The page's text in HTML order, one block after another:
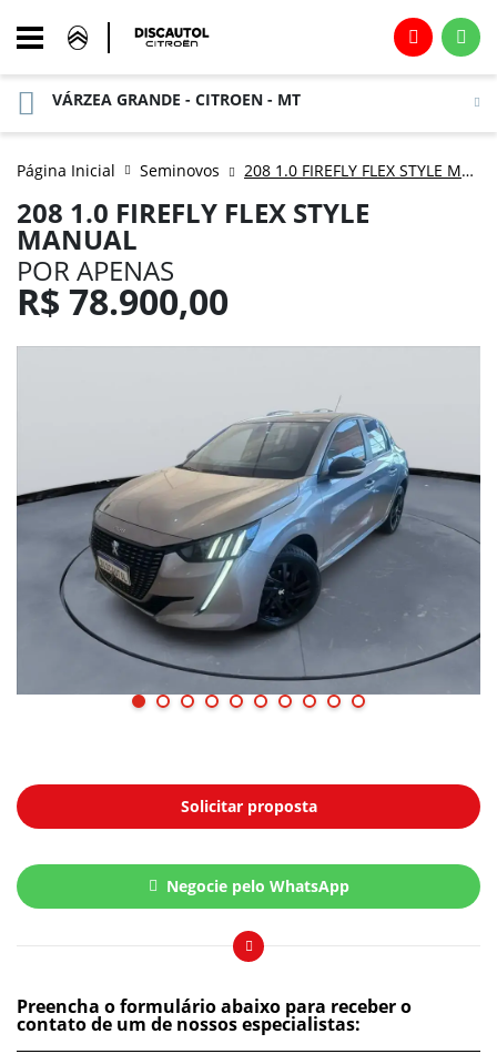
VÁRZEA GRANDE - CITROEN - MT
Página Inicial Seminovos 208 1.0 FIREFLY FLEX STYLE MANUAL
208 1.0 FIREFLY FLEX STYLE
MANUAL
POR APENAS
R$ 78.900,00
Solicitar proposta
Negocie pelo WhatsApp
Preencha o formulário abaixo para receber o
contato de um de nossos especialistas: